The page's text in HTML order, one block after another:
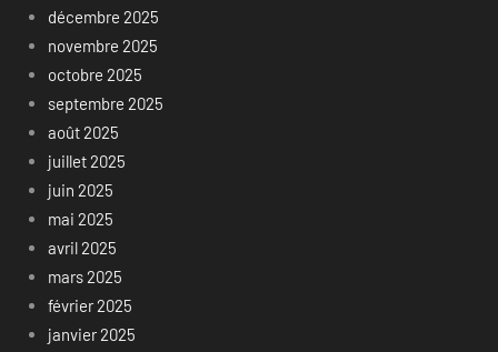
décembre 2025
novembre 2025
octobre 2025
septembre 2025
août 2025
juillet 2025
juin 2025
mai 2025
avril 2025
mars 2025
février 2025
janvier 2025